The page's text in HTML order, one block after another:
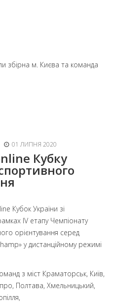
збірна м. Києва та команда
01 ЛИПНЯ 2020
Кубку
Кубок України зі
ІV етапу Чемпіонату
орієнтування серед
у дистанційному режимі
з міст Краматорськ, Київ,
Полтава, Хмельницький,